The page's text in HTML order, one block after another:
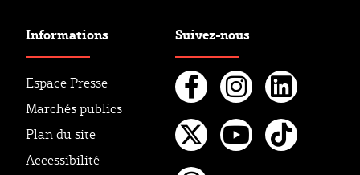
Informations
Espace Presse
Marchés publics
Plan du site
Accessibilité
Suivez-nous
Facebook
Twitter